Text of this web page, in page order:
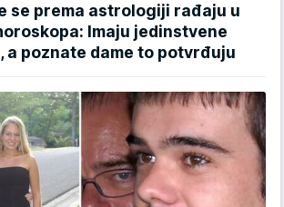
se prema astrologiji rađaju u
Imaju jedinstvene
a poznate dame to potvrđuju